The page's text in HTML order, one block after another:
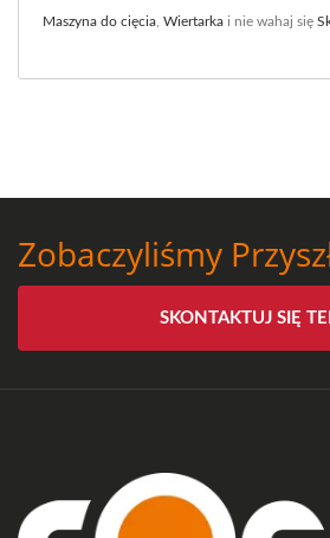
Maszyna do cięcia Wiertarka i nie wahaj się
Zobaczyliśmy
SKONTAKTUJ SIĘ